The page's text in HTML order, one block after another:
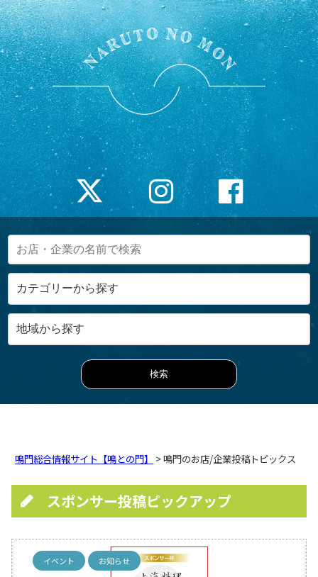
鳴門総合情報サイト【鳴との門】 > 鳴門のお店/企業投稿トピックス
スポンサー投稿ピックアップ
イベント お知らせ